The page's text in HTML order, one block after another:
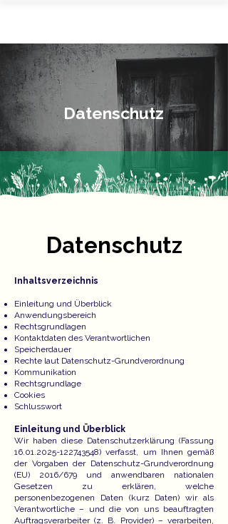
Datenschutz
Datenschutz
Inhaltsverzeichnis
Einleitung und Überblick
Anwendungsbereich
Rechtsgrundlagen
Kontaktdaten des Verantwortlichen
Speicherdauer
Rechte laut Datenschutz-Grundverordnung
Kommunikation
Rechtsgrundlage
Cookies
Schlusswort
Einleitung und Überblick
Wir haben diese Datenschutzerklärung (Fassung
16.01.2025-122743548) verfasst, um Ihnen gemäß
der Vorgaben der Datenschutz-Grundverordnung
(EU) 2016/679 und anwendbaren nationalen
Gesetzen zu erklären, welche
personenbezogenen Daten (kurz Daten) wir als
Verantwortliche – und die von uns beauftragten
Auftragsverarbeiter (z. B. Provider) – verarbeiten,